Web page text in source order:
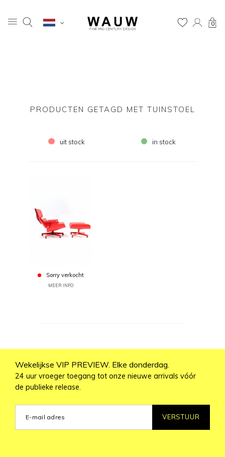
0
PRODUCTEN GETAGD MET TUINSTOEL
uit stock in stock
Sorry verkocht
MEER INFO
Wekelijkse VIP PREVIEW. Elke donderdag.
24 uur vroeger toegang tot onze nieuwe arrivals vóór
de publieke release.
VERSTUUR